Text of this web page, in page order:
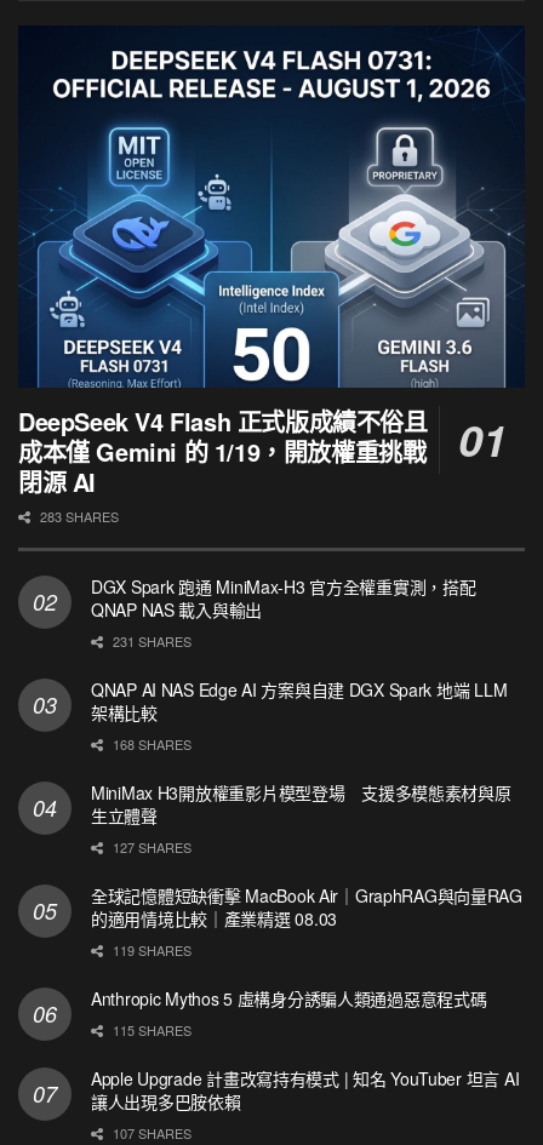
DeepSeek V4 Flash 正式版成績不俗且
成本僅 Gemini 的 1/19，開放權重挑戰
閉源 AI
283 SHARES
DGX Spark 跑通 MiniMax-H3 官方全權重實測，搭配
QNAP NAS 載入與輸出
231 SHARES
QNAP AI NAS Edge AI 方案與自建 DGX Spark 地端 LLM
架構比較
168 SHARES
MiniMax H3開放權重影片模型登場 支援多模態素材與原
生立體聲
127 SHARES
全球記憶體短缺衝擊 MacBook Air｜GraphRAG與向量RAG
的適用情境比較｜產業精選 08.03
119 SHARES
Anthropic Mythos 5 虛構身分誘騙人類通過惡意程式碼
115 SHARES
Apple Upgrade 計畫改寫持有模式 | 知名 YouTuber 坦言 AI
讓人出現多巴胺依賴
107 SHARES